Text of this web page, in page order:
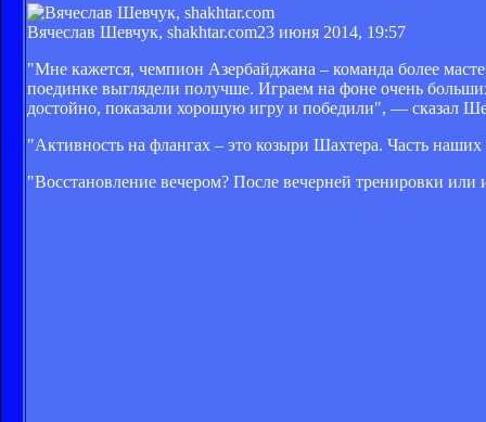
Вячеслав Шевчук, shakhtar.com23 июня 2014, 19:57
"Мне кажется, чемпион Азербайджана – команда более
поединке выглядели получше. Играем на фоне очень
достойно, показали хорошую игру и победили", — сказал
"Активность на флангах – это козыри Шахтера. Часть
"Восстановление вечером? После вечерней тренировки